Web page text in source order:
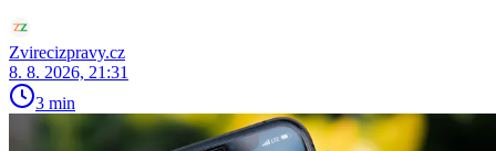
Zvirecizpravy.cz
8. 8. 2026, 21:31
3 min